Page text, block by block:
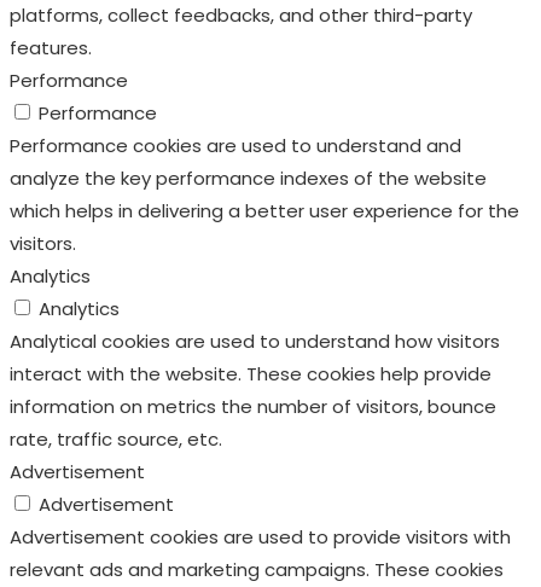
platforms, collect feedbacks, and other third-party
features.
Performance
Performance
Performance cookies are used to understand and
analyze the key performance indexes of the website
which helps in delivering a better user experience for the
visitors.
Analytics
Analytics
Analytical cookies are used to understand how visitors
interact with the website. These cookies help provide
information on metrics the number of visitors, bounce
rate, traffic source, etc.
Advertisement
Advertisement
Advertisement cookies are used to provide visitors with
relevant ads and marketing campaigns. These cookies